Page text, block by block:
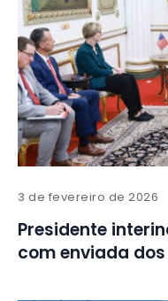
3 de fevereiro de 2026
Presidente
com enviada